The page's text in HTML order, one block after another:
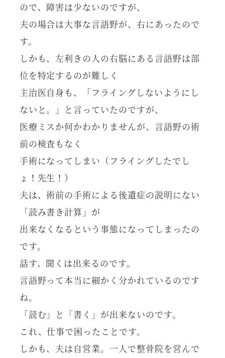
ので、障害は少ないのですが、
夫の場合は大事な言語野が、右にあったので
す。
しかも、左利きの人の右脳にある言語野は部
位を特定するのが難しく
主治医自身も、「フライングしないようにし
ないと。」と言っていたのですが、
医療ミスか何かわかりませんが、言語野の術
前の検査もなく
手術になってしまい（フライングしたでし
ょ！先生！）
夫は、術前の手術による後遺症の説明にない
「読み書き計算」が
出来なくなるという事態になってしまったの
です。
話す、聞くは出来るのです。
言語野って本当に細かく分かれているのです
ね。
「読む」と「書く」が出来ないのです。
これ、仕事で困ったことです。
しかも、夫は自営業。一人で整骨院を営んで